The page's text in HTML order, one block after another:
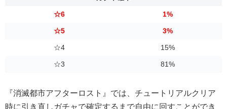
☆6 1%
☆5 3%
☆4 15%
☆3 81%
『消滅都市アフターロスト』では、チュートリアルクリア
時に引き直しガチャで確定するまで自由に回すことができ